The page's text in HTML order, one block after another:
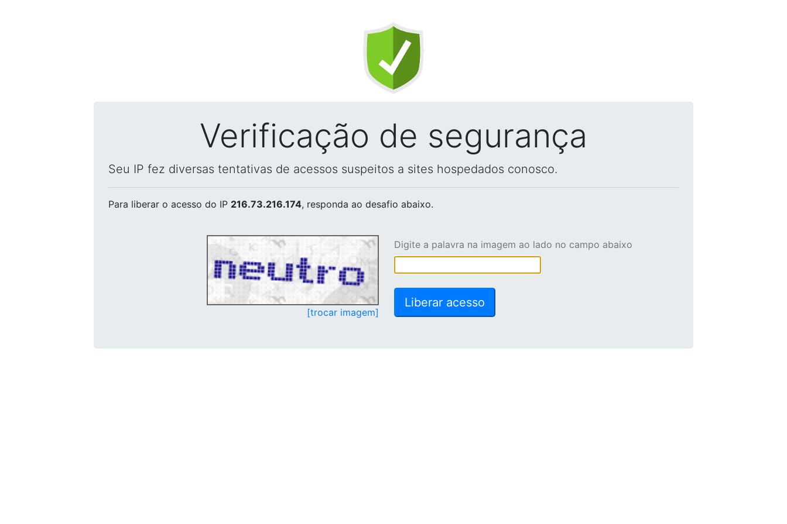
Verificação de segurança
Seu IP fez diversas tentativas de acessos suspeitos a sites hospedados conosco.
Para liberar o acesso do IP 216.73.216.174, responda ao desafio abaixo.
[trocar imagem]
Digite a palavra na imagem ao lado no campo abaixo